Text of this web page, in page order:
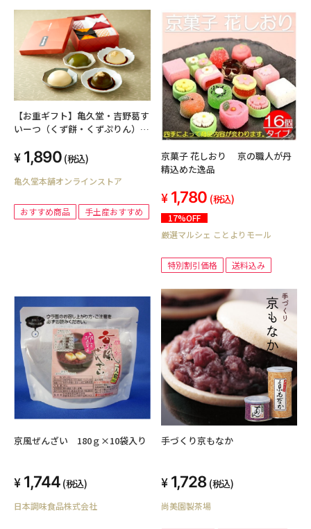
【お重ギフト】亀久堂・吉野葛す
いーつ（くず餅・くずぷりん）詰
1,890 (税込)
亀久堂本舗オンラインストア
おすすめ商品 手土産おすすめ
京菓子 花しおり 京の職人が丹
精込めた逸品
1,780 (税込)
17%OFF
厳選マルシェ ことよりモール
特別割引価格 送料込み
京風ぜんざい 180ｇ×10袋入り
1,744 (税込)
日本調味食品株式会社
手づくり京もなか
1,728 (税込)
尚美園製茶場